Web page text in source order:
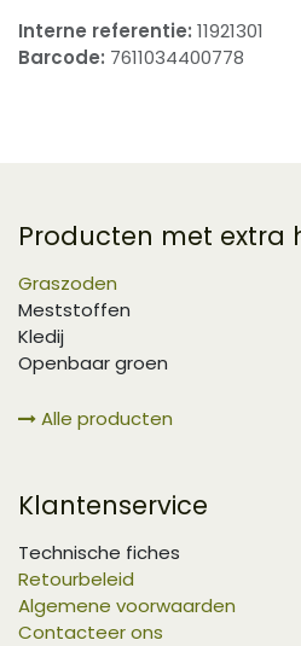
Interne referentie: 11921301
Barcode: 7611034400778
Producten met extra
Graszoden
Meststoffen
Kledij
Openbaar groen
Alle producten
Klantenservice
Technische fiches
Retourbeleid
Algemene voorwaarden
Contacteer ons